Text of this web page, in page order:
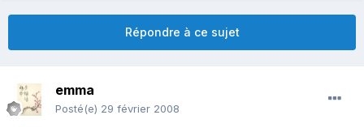
Répondre à ce sujet
emma
Posté(e) 29 février 2008